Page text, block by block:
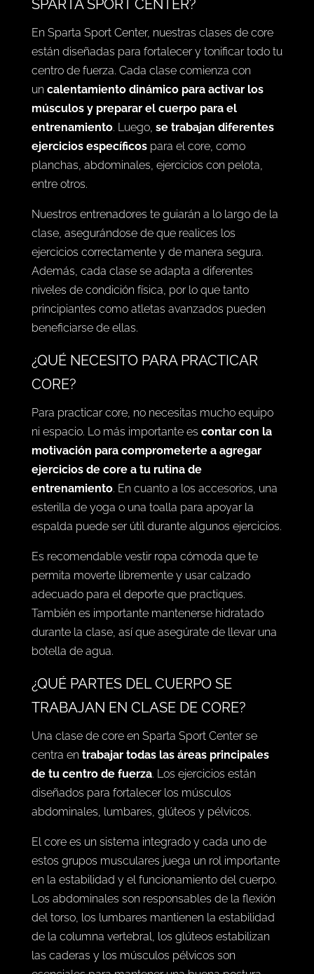
SPARTA SPORT CENTER?
En Sparta Sport Center, nuestras clases de core
están diseñadas para fortalecer y tonificar todo tu
centro de fuerza. Cada clase comienza con
un calentamiento dinámico para activar los
músculos y preparar el cuerpo para el
entrenamiento. Luego, se trabajan diferentes
ejercicios específicospara el core, como
planchas, abdominales, ejercicios con pelota,
entre otros.
Nuestros entrenadores te guiarán a lo largo de la
clase, asegurándose de que realices los
ejercicios correctamente y de manera segura.
Además, cada clase se adapta a diferentes
niveles de condición física, por lo que tanto
principiantes como atletas avanzados pueden
beneficiarse de ellas.
¿QUÉ NECESITO PARA PRACTICAR
CORE?
Para practicar core, no necesitas mucho equipo
ni espacio. Lo más importante es contar con la
motivación para comprometerte a agregar
ejercicios de core a tu rutina de
entrenamiento. En cuanto a los accesorios, una
esterilla de yoga o una toalla para apoyar la
espalda puede ser útil durante algunos ejercicios.
Es recomendable vestir ropa cómoda que te
permita moverte libremente y usar calzado
adecuado para el deporte que practiques.
También es importante mantenerse hidratado
durante la clase, así que asegúrate de llevar una
botella de agua.
¿QUÉ PARTES DEL CUERPO SE
TRABAJAN EN CLASE DE CORE?
Una clase de core en Sparta Sport Center se
centra en trabajar todas las áreas principales
de tu centro de fuerza. Los ejercicios están
diseñados para fortalecer los músculos
abdominales, lumbares, glúteos y pélvicos.
El core es un sistema integrado y cada uno de
estos grupos musculares juega un rol importante
en la estabilidad y el funcionamiento del cuerpo.
Los abdominales son responsables de la flexión
del torso, los lumbares mantienen la estabilidad
de la columna vertebral, los glúteos estabilizan
las caderas y los músculos pélvicos son